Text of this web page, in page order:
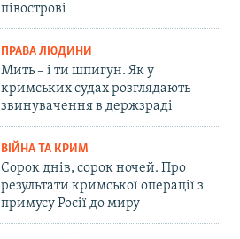
півострові
ПРАВА ЛЮДИНИ
Мить – і ти шпигун. Як у
кримських судах розглядають
звинувачення в держзраді
ВІЙНА ТА КРИМ
Сорок днів, сорок ночей. Про
результати кримської операції з
примусу Росії до миру